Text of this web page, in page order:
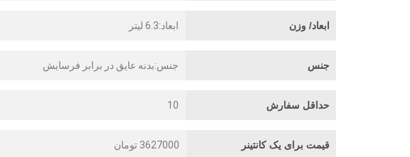
ابعاد/ وزن ابعاد:6.3 لیتر
جنس جنس:بدنه عايق در برابر فرسايش
حداقل سفارش 10
قیمت برای یک کانتینر 3627000 تومان